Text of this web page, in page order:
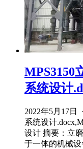
MPS3150
系统设计
2022年5月17日
系统设计
设计 摘要：立
于一体的机械设